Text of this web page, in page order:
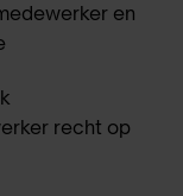
en
recht op